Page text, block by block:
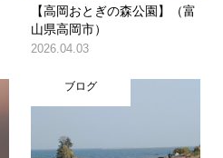
【高岡おとぎの森公園】（富
山県高岡市）
2026.04.03
ブログ